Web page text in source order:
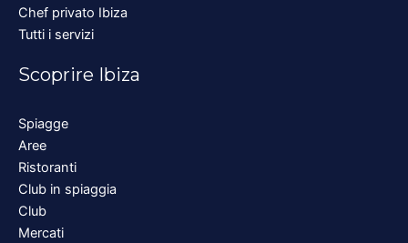
Chef privato Ibiza
Tutti i servizi
Scoprire Ibiza
Spiagge
Aree
Ristoranti
Club in spiaggia
Club
Mercati